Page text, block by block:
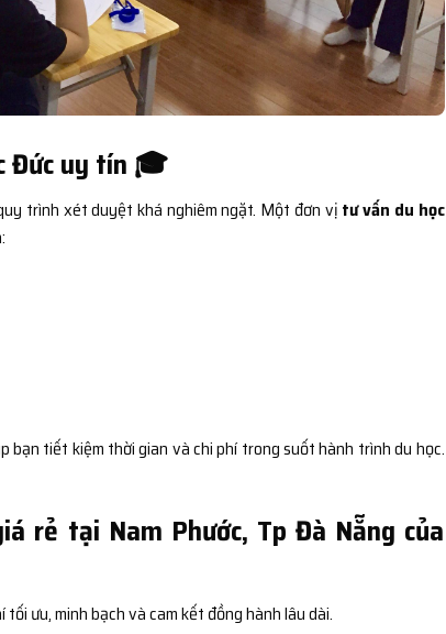
Đức uy tín 🎓
trình xét duyệt khá nghiêm ngặt. Một đơn vị tư vấn du học
bạn tiết kiệm thời gian và chi phí trong suốt hành trình du học.
rẻ tại Nam Phước, Tp Đà Nẵng của
ưu, minh bạch và cam kết đồng hành lâu dài.